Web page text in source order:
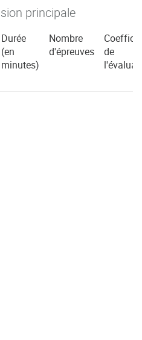
principale
Durée
(en
minutes)
Nombre
d'épreuves
de